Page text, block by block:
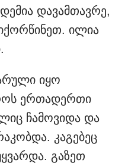
დავამთავრე,
ილია
იყო
ერთადერთი
ჩამოვიდა და
კაგებეც
გაზეთ